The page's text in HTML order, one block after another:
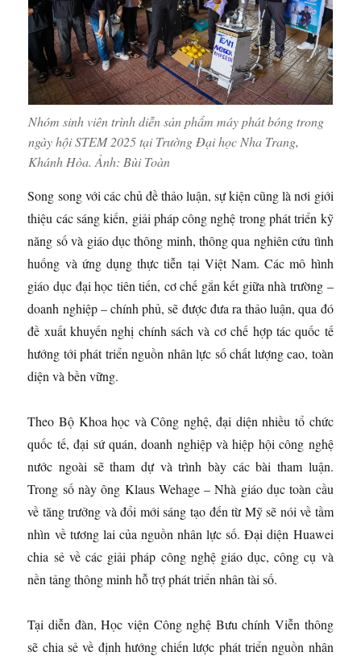
Nhóm sinh viên trình diễn sản phẩm máy phát bóng trong
ngày hội STEM 2025 tại Trường Đại học Nha Trang,
Khánh Hòa. Ảnh: Bùi Toàn
Song song với các chủ đề thảo luận, sự kiện cũng là nơi giới
thiệu các sáng kiến, giải pháp công nghệ trong phát triển kỹ
năng số và giáo dục thông minh, thông qua nghiên cứu tình
huống và ứng dụng thực tiễn tại Việt Nam. Các mô hình
giáo dục đại học tiên tiến, cơ chế gắn kết giữa nhà trường –
doanh nghiệp – chính phủ, sẽ được đưa ra thảo luận, qua đó
đề xuất khuyến nghị chính sách và cơ chế hợp tác quốc tế
hướng tới phát triển nguồn nhân lực số chất lượng cao, toàn
diện và bền vững.
Theo Bộ Khoa học và Công nghệ, đại diện nhiều tổ chức
quốc tế, đại sứ quán, doanh nghiệp và hiệp hội công nghệ
nước ngoài sẽ tham dự và trình bày các bài tham luận.
Trong số này ông Klaus Wehage – Nhà giáo dục toàn cầu
về tăng trưởng và đổi mới sáng tạo đến từ Mỹ sẽ nói về tầm
nhìn về tương lai của nguồn nhân lực số. Đại diện Huawei
chia sẻ về các giải pháp công nghệ giáo dục, công cụ và
nền tảng thông minh hỗ trợ phát triển nhân tài số.
Tại diễn đàn, Học viện Công nghệ Bưu chính Viễn thông
sẽ chia sẻ về định hướng chiến lược phát triển nguồn nhân